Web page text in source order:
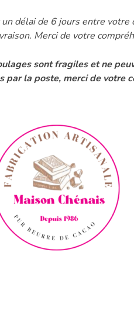
délai de 6 jours entre votre
Merci de votre
sont fragiles et ne
par la poste, merci de votre